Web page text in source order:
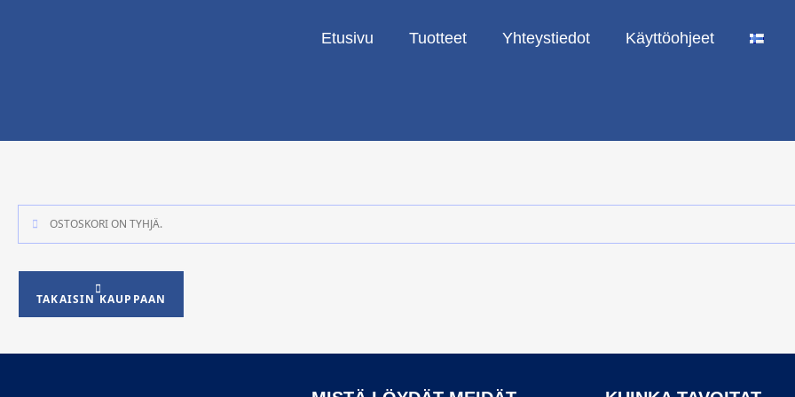
Etusivu Tuotteet Yhteystiedot Käyttöohjeet
OSTOSKORI ON TYHJÄ.
TAKAISIN KAUPPAAN